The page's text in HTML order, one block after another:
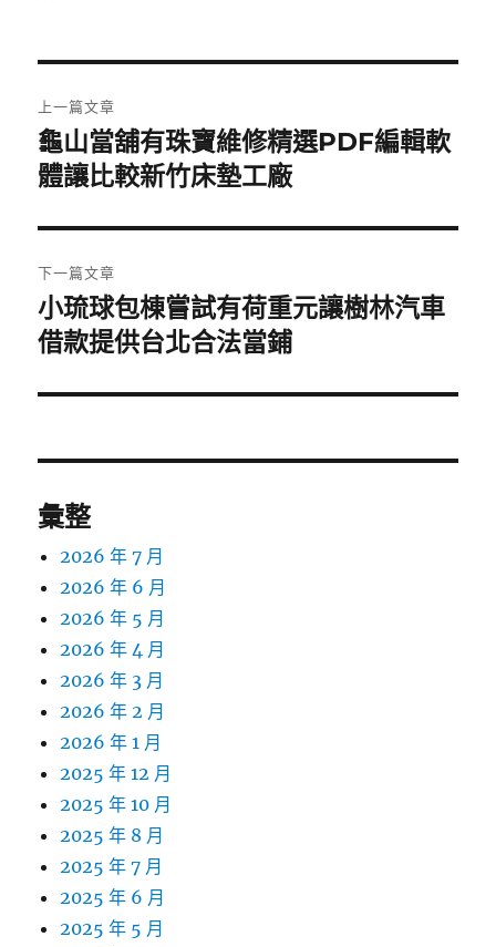
章
導
覽
上一篇文章
上
一
文
章:
龜山當舖有珠寶維修精選PDF編輯軟
體讓比較新竹床墊工廠
下一篇文章
下
一
文
小琉球包棟嘗試有荷重元讓樹林汽車
借款提供台北合法當鋪
彙整
2026 年 7 月
2026 年 6 月
2026 年 5 月
2026 年 4 月
2026 年 3 月
2026 年 2 月
2026 年 1 月
2025 年 12 月
2025 年 10 月
2025 年 8 月
2025 年 7 月
2025 年 6 月
2025 年 5 月